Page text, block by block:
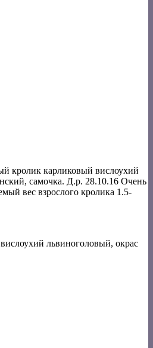
кролик карликовый вислоухий
самочка. Д.р. 28.10.16 Очень
вес взрослого кролика 1.5-
львиноголовый, окрас